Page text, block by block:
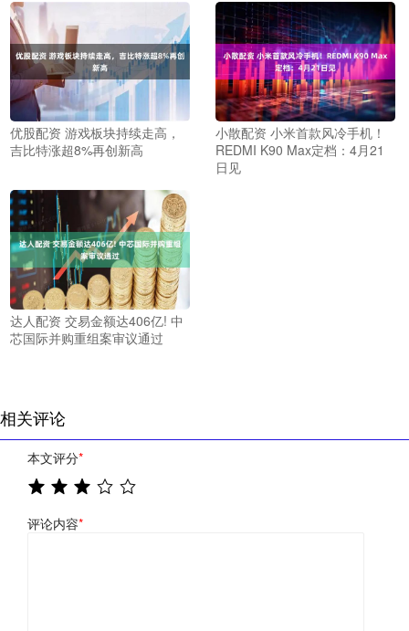
优股配资 游戏板块持续走高，
吉比特涨超8%再创新高
小散配资 小米首款风冷手机！
REDMI K90 Max定档：4月21
日见
达人配资 交易金额达406亿! 中
芯国际并购重组案审议通过
相关评论
本文评分*
评论内容*